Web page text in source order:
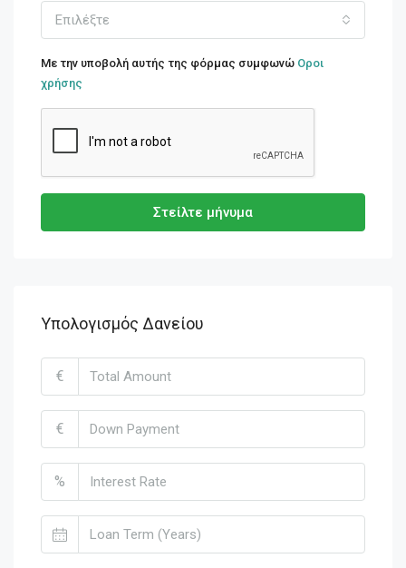
Επιλέξτε
Με την υποβολή αυτής της φόρμας συμφωνώ Οροι
χρήσης
Στείλτε μήνυμα
Υπολογισμός Δανείου
€
€
%